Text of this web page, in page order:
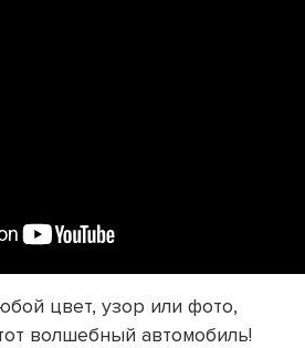
цвет, узор или фото,
волшебный автомобиль!